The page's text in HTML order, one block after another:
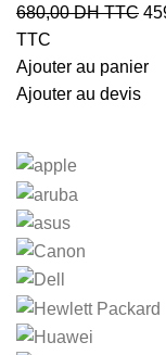
680,00DH TTC
TTC
Ajouter au panier
Ajouter au devis